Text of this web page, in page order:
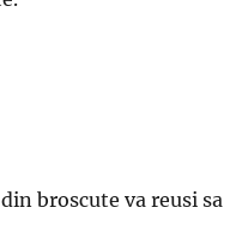
broscute va reusi sa